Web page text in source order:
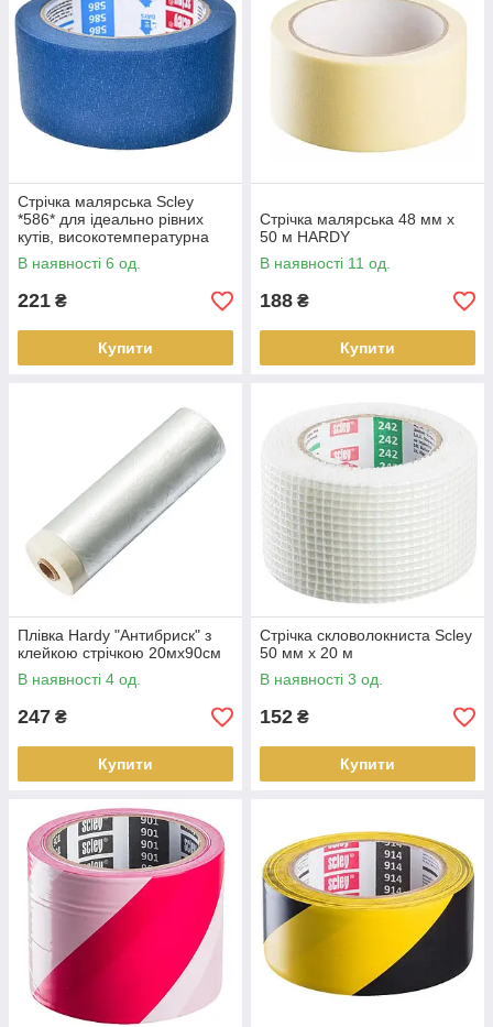
Стрічка малярська Scley
*586* для ідеально рівних
кутів, високотемпературна
(до +120°С) 48 мм x 33 м
В наявності 6 од.
221 ₴
Купити
Стрічка малярська 48 мм х
50 м HARDY
В наявності 11 од.
188 ₴
Купити
Плівка Hardy "Антибриск" з
клейкою стрічкою 20мх90см
В наявності 4 од.
247 ₴
Купити
Стрічка скловолокниста Scley
50 мм x 20 м
В наявності 3 од.
152 ₴
Купити